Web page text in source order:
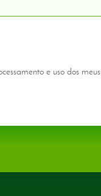
e uso dos meus